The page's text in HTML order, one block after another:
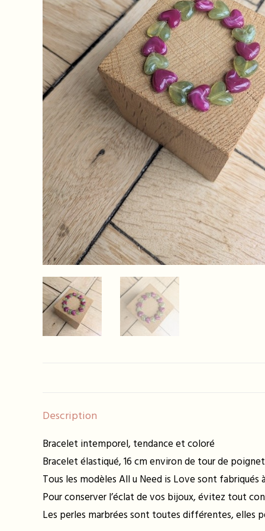
Description
Bracelet intemporel, tendance et coloré
Bracelet élastiqué, 16 cm environ de tour de
Tous les modèles All u Need is Love sont fabriqués
Pour conserver l’éclat de vos bijoux, évitez tout
Les perles marbrées sont toutes différentes, elles